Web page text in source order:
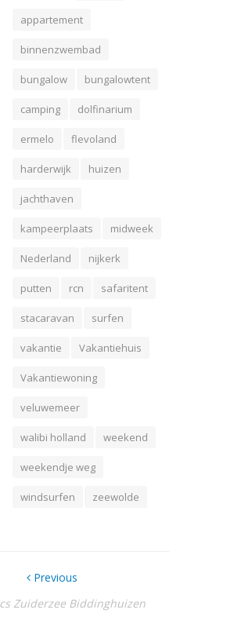
appartement
binnenzwembad
bungalow bungalowtent
camping dolfinarium
ermelo flevoland
harderwijk huizen
jachthaven
kampeerplaats midweek
Nederland nijkerk
putten rcn safaritent
stacaravan surfen
vakantie Vakantiehuis
Vakantiewoning
veluwemeer
walibi holland weekend
weekendje weg
windsurfen zeewolde
Previous
Zuiderzee Biddinghuizen